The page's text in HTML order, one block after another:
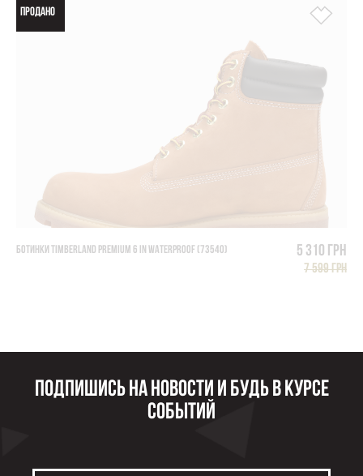
ПРОДАНО
БОТИНКИ TIMBERLAND PREMIUM 6 IN WATERPROOF (73540) 5 310 грн
7 599 грн
Подпишись на новости и будь в курсе
событий